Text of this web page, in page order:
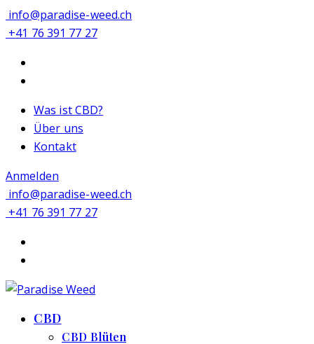
info@paradise-weed.ch
+41 76 391 77 27
Was ist CBD?
Über uns
Kontakt
Anmelden
info@paradise-weed.ch
+41 76 391 77 27
CBD
CBD Blüten